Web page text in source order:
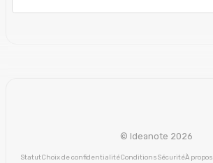
© Ideanote 2026
StatutChoix de confidentialitéConditionsSécuritéÀ propos